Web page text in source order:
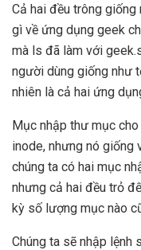
Cả hai đều trông
gì về ứng dụng geek
mà ls đã làm với
người dùng giống như
nhiên là cả hai ứng
Mục nhập thư mục
inode, nhưng nó giống
chúng ta có hai mục
nhưng cả hai đều trỏ
kỳ số lượng mục nào
Chúng ta sẽ nhập lệnh